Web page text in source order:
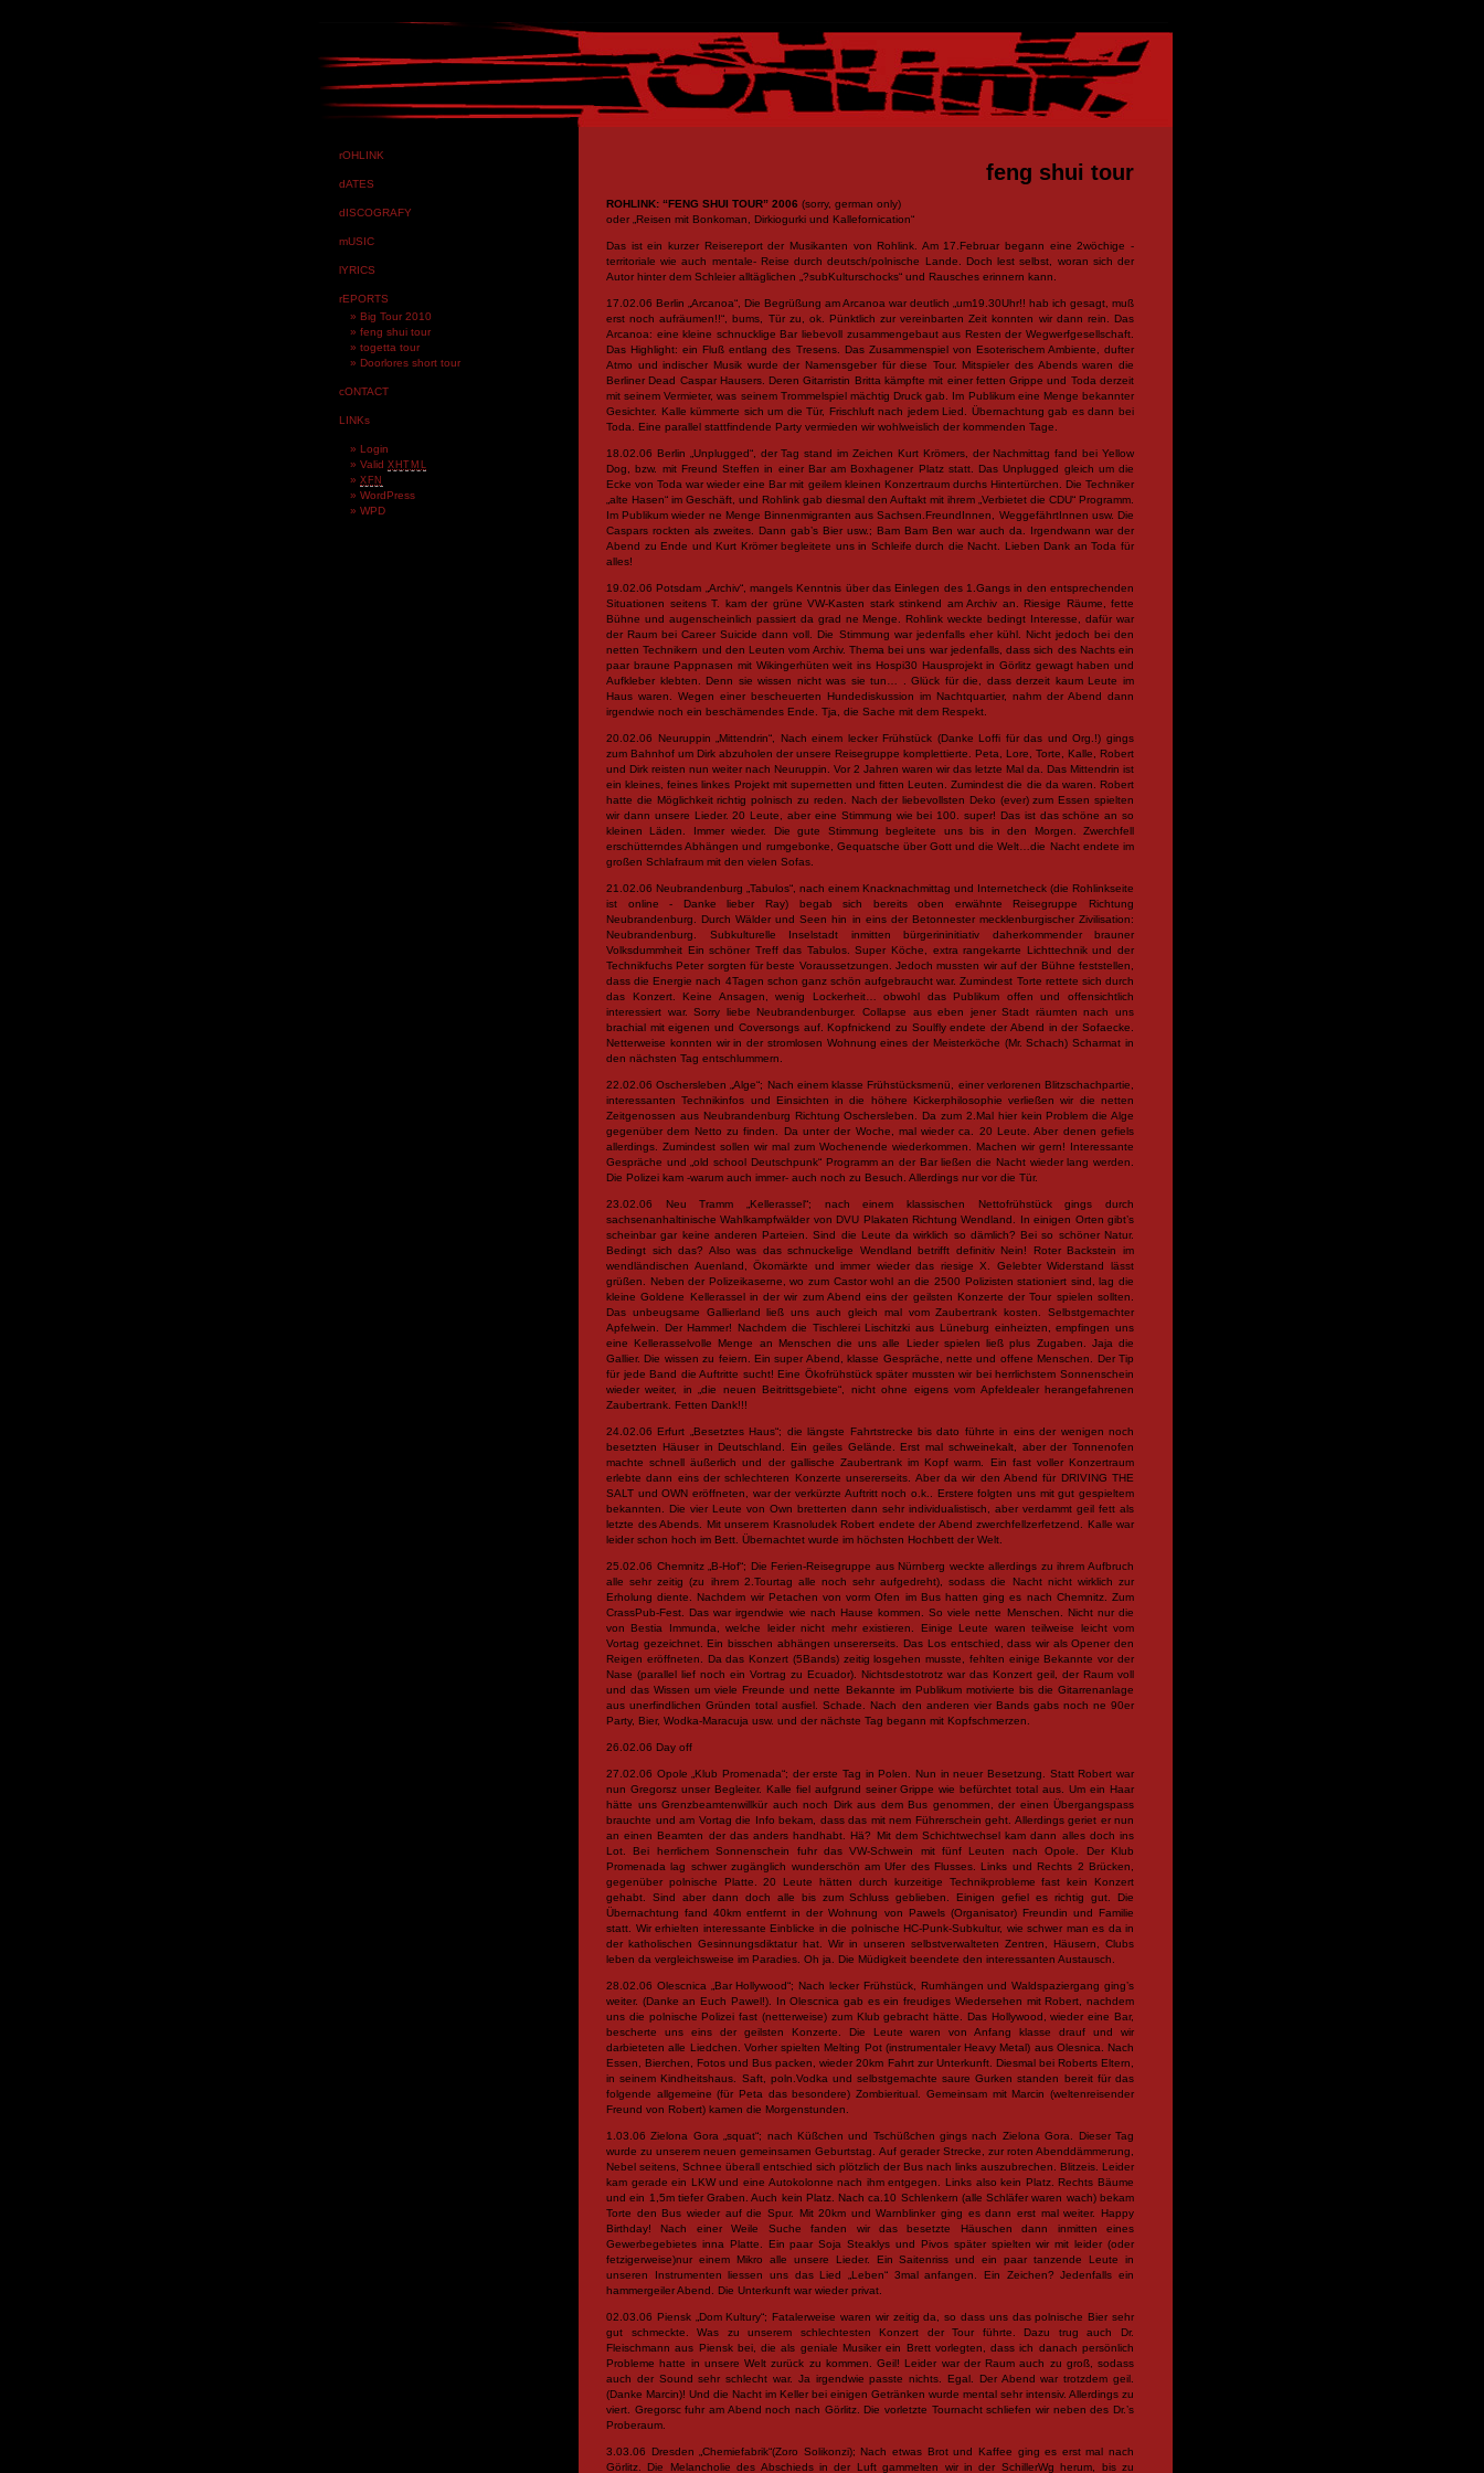
feng shui tour
ROHLINK: “FENG SHUI TOUR” 2006 (sorry, german only)
oder „Reisen mit Bonkoman, Dirkiogurki und Kallefornication“
Das ist ein kurzer Reisereport der Musikanten von Rohlink. Am 17.Februar begann eine 2wöchige -
territoriale wie auch mentale- Reise durch deutsch/polnische Lande. Doch lest selbst, woran sich der
Autor hinter dem Schleier alltäglichen „?subKulturschocks“ und Rausches erinnern kann.
17.02.06 Berlin „Arcanoa“, Die Begrüßung am Arcanoa war deutlich „um19.30Uhr!! hab ich gesagt, muß
erst noch aufräumen!!“, bums, Tür zu, ok. Pünktlich zur vereinbarten Zeit konnten wir dann rein. Das
Arcanoa: eine kleine schnucklige Bar liebevoll zusammengebaut aus Resten der Wegwerfgesellschaft.
Das Highlight: ein Fluß entlang des Tresens. Das Zusammenspiel von Esoterischem Ambiente, dufter
Atmo und indischer Musik wurde der Namensgeber für diese Tour. Mitspieler des Abends waren die
Berliner Dead Caspar Hausers. Deren Gitarristin Britta kämpfte mit einer fetten Grippe und Toda derzeit
mit seinem Vermieter, was seinem Trommelspiel mächtig Druck gab. Im Publikum eine Menge bekannter
Gesichter. Kalle kümmerte sich um die Tür, Frischluft nach jedem Lied. Übernachtung gab es dann bei
Toda. Eine parallel stattfindende Party vermieden wir wohlweislich der kommenden Tage.
18.02.06 Berlin „Unplugged“, der Tag stand im Zeichen Kurt Krömers, der Nachmittag fand bei Yellow
Dog, bzw. mit Freund Steffen in einer Bar am Boxhagener Platz statt. Das Unplugged gleich um die
Ecke von Toda war wieder eine Bar mit geilem kleinen Konzertraum durchs Hintertürchen. Die Techniker
„alte Hasen“ im Geschäft, und Rohlink gab diesmal den Auftakt mit ihrem „Verbietet die CDU“ Programm.
Im Publikum wieder ne Menge Binnenmigranten aus Sachsen.FreundInnen, WeggefährtInnen usw. Die
Caspars rockten als zweites. Dann gab’s Bier usw.; Bam Bam Ben war auch da. Irgendwann war der
Abend zu Ende und Kurt Krömer begleitete uns in Schleife durch die Nacht. Lieben Dank an Toda für
alles!
19.02.06 Potsdam „Archiv“, mangels Kenntnis über das Einlegen des 1.Gangs in den entsprechenden
Situationen seitens T. kam der grüne VW-Kasten stark stinkend am Archiv an. Riesige Räume, fette
Bühne und augenscheinlich passiert da grad ne Menge. Rohlink weckte bedingt Interesse, dafür war
der Raum bei Career Suicide dann voll. Die Stimmung war jedenfalls eher kühl. Nicht jedoch bei den
netten Technikern und den Leuten vom Archiv. Thema bei uns war jedenfalls, dass sich des Nachts ein
paar braune Pappnasen mit Wikingerhüten weit ins Hospi30 Hausprojekt in Görlitz gewagt haben und
Aufkleber klebten. Denn sie wissen nicht was sie tun… . Glück für die, dass derzeit kaum Leute im
Haus waren. Wegen einer bescheuerten Hundediskussion im Nachtquartier, nahm der Abend dann
irgendwie noch ein beschämendes Ende. Tja, die Sache mit dem Respekt.
20.02.06 Neuruppin „Mittendrin“, Nach einem lecker Frühstück (Danke Loffi für das und Org.!) gings
zum Bahnhof um Dirk abzuholen der unsere Reisegruppe komplettierte. Peta, Lore, Torte, Kalle, Robert
und Dirk reisten nun weiter nach Neuruppin. Vor 2 Jahren waren wir das letzte Mal da. Das Mittendrin ist
ein kleines, feines linkes Projekt mit supernetten und fitten Leuten. Zumindest die die da waren. Robert
hatte die Möglichkeit richtig polnisch zu reden. Nach der liebevollsten Deko (ever) zum Essen spielten
wir dann unsere Lieder. 20 Leute, aber eine Stimmung wie bei 100. super! Das ist das schöne an so
kleinen Läden. Immer wieder. Die gute Stimmung begleitete uns bis in den Morgen. Zwerchfell
erschütterndes Abhängen und rumgebonke, Gequatsche über Gott und die Welt…die Nacht endete im
großen Schlafraum mit den vielen Sofas.
21.02.06 Neubrandenburg „Tabulos“, nach einem Knacknachmittag und Internetcheck (die Rohlinkseite
ist online - Danke lieber Ray) begab sich bereits oben erwähnte Reisegruppe Richtung
Neubrandenburg. Durch Wälder und Seen hin in eins der Betonnester mecklenburgischer Zivilisation:
Neubrandenburg. Subkulturelle Inselstadt inmitten bürgerininitiativ daherkommender brauner
Volksdummheit Ein schöner Treff das Tabulos. Super Köche, extra rangekarrte Lichttechnik und der
Technikfuchs Peter sorgten für beste Voraussetzungen. Jedoch mussten wir auf der Bühne feststellen,
dass die Energie nach 4Tagen schon ganz schön aufgebraucht war. Zumindest Torte rettete sich durch
das Konzert. Keine Ansagen, wenig Lockerheit… obwohl das Publikum offen und offensichtlich
interessiert war. Sorry liebe Neubrandenburger. Collapse aus eben jener Stadt räumten nach uns
brachial mit eigenen und Coversongs auf. Kopfnickend zu Soulfly endete der Abend in der Sofaecke.
Netterweise konnten wir in der stromlosen Wohnung eines der Meisterköche (Mr. Schach) Scharmat in
den nächsten Tag entschlummern.
22.02.06 Oschersleben „Alge“; Nach einem klasse Frühstücksmenü, einer verlorenen Blitzschachpartie,
interessanten Technikinfos und Einsichten in die höhere Kickerphilosophie verließen wir die netten
Zeitgenossen aus Neubrandenburg Richtung Oschersleben. Da zum 2.Mal hier kein Problem die Alge
gegenüber dem Netto zu finden. Da unter der Woche, mal wieder ca. 20 Leute. Aber denen gefiels
allerdings. Zumindest sollen wir mal zum Wochenende wiederkommen. Machen wir gern! Interessante
Gespräche und „old school Deutschpunk“ Programm an der Bar ließen die Nacht wieder lang werden.
Die Polizei kam -warum auch immer- auch noch zu Besuch. Allerdings nur vor die Tür.
23.02.06 Neu Tramm „Kellerassel“; nach einem klassischen Nettofrühstück gings durch
sachsenanhaltinische Wahlkampfwälder von DVU Plakaten Richtung Wendland. In einigen Orten gibt’s
scheinbar gar keine anderen Parteien. Sind die Leute da wirklich so dämlich? Bei so schöner Natur.
Bedingt sich das? Also was das schnuckelige Wendland betrifft definitiv Nein! Roter Backstein im
wendländischen Auenland, Ökomärkte und immer wieder das riesige X. Gelebter Widerstand lässt
grüßen. Neben der Polizeikaserne, wo zum Castor wohl an die 2500 Polizisten stationiert sind, lag die
kleine Goldene Kellerassel in der wir zum Abend eins der geilsten Konzerte der Tour spielen sollten.
Das unbeugsame Gallierland ließ uns auch gleich mal vom Zaubertrank kosten. Selbstgemachter
Apfelwein. Der Hammer! Nachdem die Tischlerei Lischitzki aus Lüneburg einheizten, empfingen uns
eine Kellerasselvolle Menge an Menschen die uns alle Lieder spielen ließ plus Zugaben. Jaja die
Gallier. Die wissen zu feiern. Ein super Abend, klasse Gespräche, nette und offene Menschen. Der Tip
für jede Band die Auftritte sucht! Eine Ökofrühstück später mussten wir bei herrlichstem Sonnenschein
wieder weiter, in „die neuen Beitrittsgebiete“, nicht ohne eigens vom Apfeldealer herangefahrenen
Zaubertrank. Fetten Dank!!!
24.02.06 Erfurt „Besetztes Haus“; die längste Fahrtstrecke bis dato führte in eins der wenigen noch
besetzten Häuser in Deutschland. Ein geiles Gelände. Erst mal schweinekalt, aber der Tonnenofen
machte schnell äußerlich und der gallische Zaubertrank im Kopf warm. Ein fast voller Konzertraum
erlebte dann eins der schlechteren Konzerte unsererseits. Aber da wir den Abend für DRIVING THE
SALT und OWN eröffneten, war der verkürzte Auftritt noch o.k.. Erstere folgten uns mit gut gespieltem
bekannten. Die vier Leute von Own bretterten dann sehr individualistisch, aber verdammt geil fett als
letzte des Abends. Mit unserem Krasnoludek Robert endete der Abend zwerchfellzerfetzend. Kalle war
leider schon hoch im Bett. Übernachtet wurde im höchsten Hochbett der Welt.
25.02.06 Chemnitz „B-Hof“; Die Ferien-Reisegruppe aus Nürnberg weckte allerdings zu ihrem Aufbruch
alle sehr zeitig (zu ihrem 2.Tourtag alle noch sehr aufgedreht), sodass die Nacht nicht wirklich zur
Erholung diente. Nachdem wir Petachen von vorm Ofen im Bus hatten ging es nach Chemnitz. Zum
CrassPub-Fest. Das war irgendwie wie nach Hause kommen. So viele nette Menschen. Nicht nur die
von Bestia Immunda, welche leider nicht mehr existieren. Einige Leute waren teilweise leicht vom
Vortag gezeichnet. Ein bisschen abhängen unsererseits. Das Los entschied, dass wir als Opener den
Reigen eröffneten. Da das Konzert (5Bands) zeitig losgehen musste, fehlten einige Bekannte vor der
Nase (parallel lief noch ein Vortrag zu Ecuador). Nichtsdestotrotz war das Konzert geil, der Raum voll
und das Wissen um viele Freunde und nette Bekannte im Publikum motivierte bis die Gitarrenanlage
aus unerfindlichen Gründen total ausfiel. Schade. Nach den anderen vier Bands gabs noch ne 90er
Party, Bier, Wodka-Maracuja usw. und der nächste Tag begann mit Kopfschmerzen.
26.02.06 Day off
27.02.06 Opole „Klub Promenada“; der erste Tag in Polen. Nun in neuer Besetzung. Statt Robert war
nun Gregorsz unser Begleiter. Kalle fiel aufgrund seiner Grippe wie befürchtet total aus. Um ein Haar
hätte uns Grenzbeamtenwillkür auch noch Dirk aus dem Bus genommen, der einen Übergangspass
brauchte und am Vortag die Info bekam, dass das mit nem Führerschein geht. Allerdings geriet er nun
an einen Beamten der das anders handhabt. Hä? Mit dem Schichtwechsel kam dann alles doch ins
Lot. Bei herrlichem Sonnenschein fuhr das VW-Schwein mit fünf Leuten nach Opole. Der Klub
Promenada lag schwer zugänglich wunderschön am Ufer des Flusses. Links und Rechts 2 Brücken,
gegenüber polnische Platte. 20 Leute hätten durch kurzeitige Technikprobleme fast kein Konzert
gehabt. Sind aber dann doch alle bis zum Schluss geblieben. Einigen gefiel es richtig gut. Die
Übernachtung fand 40km entfernt in der Wohnung von Pawels (Organisator) Freundin und Familie
statt. Wir erhielten interessante Einblicke in die polnische HC-Punk-Subkultur, wie schwer man es da in
der katholischen Gesinnungsdiktatur hat. Wir in unseren selbstverwalteten Zentren, Häusern, Clubs
leben da vergleichsweise im Paradies. Oh ja. Die Müdigkeit beendete den interessanten Austausch.
28.02.06 Olescnica „Bar Hollywood“; Nach lecker Frühstück, Rumhängen und Waldspaziergang ging’s
weiter. (Danke an Euch Pawel!). In Olescnica gab es ein freudiges Wiedersehen mit Robert, nachdem
uns die polnische Polizei fast (netterweise) zum Klub gebracht hätte. Das Hollywood, wieder eine Bar,
bescherte uns eins der geilsten Konzerte. Die Leute waren von Anfang klasse drauf und wir
darbieteten alle Liedchen. Vorher spielten Melting Pot (instrumentaler Heavy Metal) aus Olesnica. Nach
Essen, Bierchen, Fotos und Bus packen, wieder 20km Fahrt zur Unterkunft. Diesmal bei Roberts Eltern,
in seinem Kindheitshaus. Saft, poln.Vodka und selbstgemachte saure Gurken standen bereit für das
folgende allgemeine (für Peta das besondere) Zombieritual. Gemeinsam mit Marcin (weltenreisender
Freund von Robert) kamen die Morgenstunden.
1.03.06 Zielona Gora „squat“; nach Küßchen und Tschüßchen gings nach Zielona Gora. Dieser Tag
wurde zu unserem neuen gemeinsamen Geburtstag. Auf gerader Strecke, zur roten Abenddämmerung,
Nebel seitens, Schnee überall entschied sich plötzlich der Bus nach links auszubrechen. Blitzeis. Leider
kam gerade ein LKW und eine Autokolonne nach ihm entgegen. Links also kein Platz. Rechts Bäume
und ein 1,5m tiefer Graben. Auch kein Platz. Nach ca.10 Schlenkern (alle Schläfer waren wach) bekam
Torte den Bus wieder auf die Spur. Mit 20km und Warnblinker ging es dann erst mal weiter. Happy
Birthday! Nach einer Weile Suche fanden wir das besetzte Häuschen dann inmitten eines
Gewerbegebietes inna Platte. Ein paar Soja Steaklys und Pivos später spielten wir mit leider (oder
fetzigerweise)nur einem Mikro alle unsere Lieder. Ein Saitenriss und ein paar tanzende Leute in
unseren Instrumenten liessen uns das Lied „Leben“ 3mal anfangen. Ein Zeichen? Jedenfalls ein
hammergeiler Abend. Die Unterkunft war wieder privat.
02.03.06 Piensk „Dom Kultury“; Fatalerweise waren wir zeitig da, so dass uns das polnische Bier sehr
gut schmeckte. Was zu unserem schlechtesten Konzert der Tour führte. Dazu trug auch Dr.
Fleischmann aus Piensk bei, die als geniale Musiker ein Brett vorlegten, dass ich danach persönlich
Probleme hatte in unsere Welt zurück zu kommen. Geil! Leider war der Raum auch zu groß, sodass
auch der Sound sehr schlecht war. Ja irgendwie passte nichts. Egal. Der Abend war trotzdem geil.
(Danke Marcin)! Und die Nacht im Keller bei einigen Getränken wurde mental sehr intensiv. Allerdings zu
viert. Gregorsc fuhr am Abend noch nach Görlitz. Die vorletzte Tournacht schliefen wir neben des Dr.’s
Proberaum.
3.03.06 Dresden „Chemiefabrik“(Zoro Solikonzi); Nach etwas Brot und Kaffee ging es erst mal nach
Görlitz. Die Melancholie des Abschieds in der Luft gammelten wir in der SchillerWg herum, bis zu
rOHLINK
dATES
dISCOGRAFY
mUSIC
lYRICS
rEPORTS
Big Tour 2010
feng shui tour
togetta tour
Doorlores short tour
cONTACT
LINKs
Login
Valid XHTML
XFN
WordPress
WPD